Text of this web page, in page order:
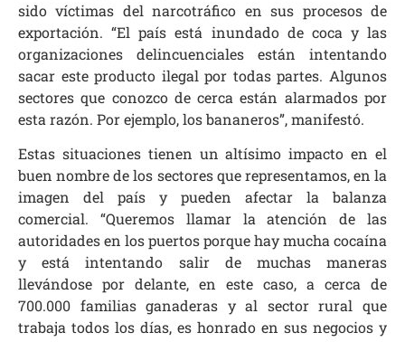
sido víctimas del narcotráfico en sus procesos de
exportación. “El país está inundado de coca y las
organizaciones delincuenciales están intentando
sacar este producto ilegal por todas partes. Algunos
sectores que conozco de cerca están alarmados por
esta razón. Por ejemplo, los bananeros”, manifestó.
Estas situaciones tienen un altísimo impacto en el
buen nombre de los sectores que representamos, en la
imagen del país y pueden afectar la balanza
comercial. “Queremos llamar la atención de las
autoridades en los puertos porque hay mucha cocaína
y está intentando salir de muchas maneras
llevándose por delante, en este caso, a cerca de
700.000 familias ganaderas y al sector rural que
trabaja todos los días, es honrado en sus negocios y